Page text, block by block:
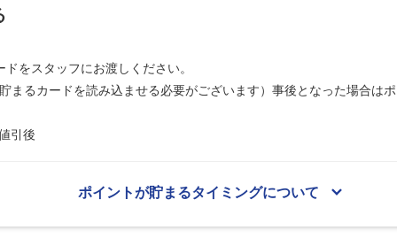
をスタッフにお渡しください。
まるカードを読み込ませる必要がございます）事後となった場合は
引後
ポイントが貯まるタイミングについて